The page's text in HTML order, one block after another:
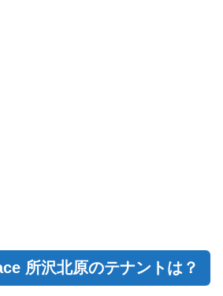
所沢北原のテナントは？